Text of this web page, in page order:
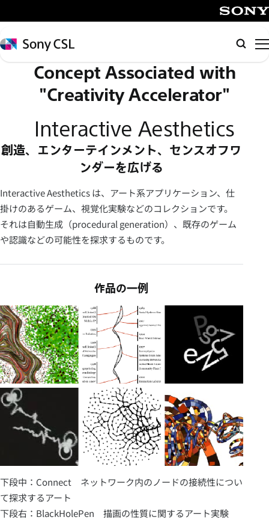
イ
ン
コ
ス
プ
Sony
CSL
検
索
Concept Associated with
"Creativity Accelerator"
Interactive Aesthetics
創造、エンターテインメント、センスオフワ
ンダーを広げる
Interactive Aesthetics は、アート系アプリケーション、仕
掛けのあるゲーム、視覚化実験などのコレクションです。
それは自動生成（procedural generation）、既存のゲーム
や認識などの可能性を探求するものです。
作品の一例
下段中：Connect ネットワーク内のノードの接続性につい
て探求するアート
下段右：BlackHolePen 描画の性質に関するアート実験